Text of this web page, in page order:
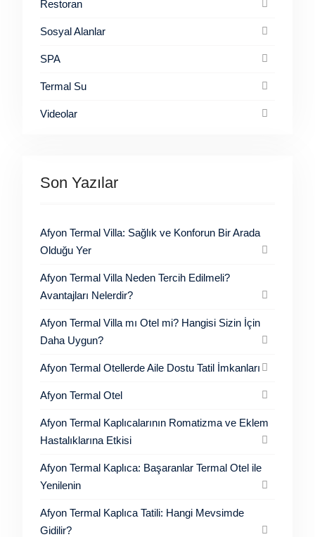
Restoran
Sosyal Alanlar
SPA
Termal Su
Videolar
Son Yazılar
Afyon Termal Villa: Sağlık ve Konforun Bir Arada
Olduğu Yer
Afyon Termal Villa Neden Tercih Edilmeli?
Avantajları Nelerdir?
Afyon Termal Villa mı Otel mi? Hangisi Sizin İçin
Daha Uygun?
Afyon Termal Otellerde Aile Dostu Tatil İmkanları
Afyon Termal Otel
Afyon Termal Kaplıcalarının Romatizma ve Eklem
Hastalıklarına Etkisi
Afyon Termal Kaplıca: Başaranlar Termal Otel ile
Yenilenin
Afyon Termal Kaplıca Tatili: Hangi Mevsimde
Gidilir?